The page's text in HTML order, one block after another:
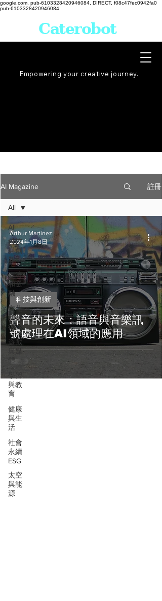
google.com, pub-6103328420946084, DIRECT, f08c47fec0942fa0
pub-6103328420946084
Empowering your creative journey.
Caterobot
AI Magazine 註冊
All
科技
與創
新
經濟
和金
融
文化
和藝
術
遊戲
與媒
體
學習
與教
育
健康
與生
活
社會
永續
ESG
太空
與能
源
All
聲音的未來：語音與音樂訊
號處理在AI領域的應用
科技與創新
Arthur Martinez
2024年1月8日